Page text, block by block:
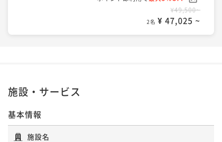
¥49,500~
2名 ¥ 47,025 ~
施設・サービス
基本情報
施設名